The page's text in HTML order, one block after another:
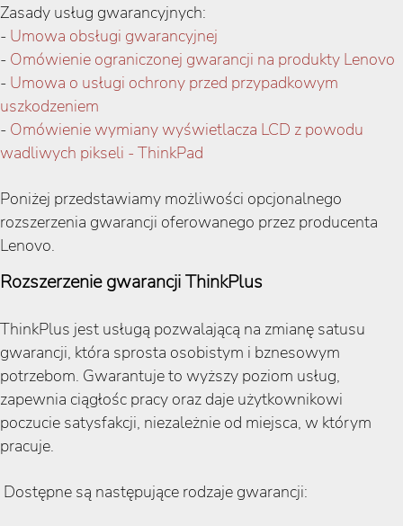
Zasady usług gwarancyjnych:
- Umowa obsługi gwarancyjnej
- Omówienie ograniczonej gwarancji na produkty Lenovo
- Umowa o usługi ochrony przed przypadkowym
uszkodzeniem
- Omówienie wymiany wyświetlacza LCD z powodu
wadliwych pikseli - ThinkPad
Poniżej przedstawiamy możliwości opcjonalnego
rozszerzenia gwarancji oferowanego przez producenta
Lenovo.
Rozszerzenie gwarancji ThinkPlus
ThinkPlus jest usługą pozwalającą na zmianę satusu
gwarancji, która sprosta osobistym i bznesowym
potrzebom. Gwarantuje to wyższy poziom usług,
zapewnia ciągłośc pracy oraz daje użytkownikowi
poczucie satysfakcji, niezależnie od miejsca, w którym
pracuje.
Dostępne są następujące rodzaje gwarancji: